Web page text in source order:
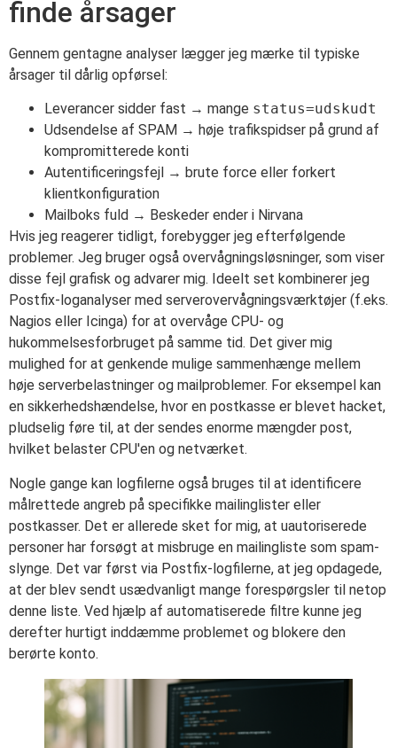
finde årsager
Gennem gentagne analyser lægger jeg mærke til typiske
årsager til dårlig opførsel:
Leverancer sidder fast → mange status=udskudt
Udsendelse af SPAM → høje trafikspidser på grund af
kompromitterede konti
Autentificeringsfejl → brute force eller forkert
klientkonfiguration
Mailboks fuld → Beskeder ender i Nirvana
Hvis jeg reagerer tidligt, forebygger jeg efterfølgende
problemer. Jeg bruger også overvågningsløsninger, som viser
disse fejl grafisk og advarer mig. Ideelt set kombinerer jeg
Postfix-loganalyser med serverovervågningsværktøjer (f.eks.
Nagios eller Icinga) for at overvåge CPU- og
hukommelsesforbruget på samme tid. Det giver mig
mulighed for at genkende mulige sammenhænge mellem
høje serverbelastninger og mailproblemer. For eksempel kan
en sikkerhedshændelse, hvor en postkasse er blevet hacket,
pludselig føre til, at der sendes enorme mængder post,
hvilket belaster CPU'en og netværket.
Nogle gange kan logfilerne også bruges til at identificere
målrettede angreb på specifikke mailinglister eller
postkasser. Det er allerede sket for mig, at uautoriserede
personer har forsøgt at misbruge en mailingliste som spam-
slynge. Det var først via Postfix-logfilerne, at jeg opdagede,
at der blev sendt usædvanligt mange forespørgsler til netop
denne liste. Ved hjælp af automatiserede filtre kunne jeg
derefter hurtigt inddæmme problemet og blokere den
berørte konto.